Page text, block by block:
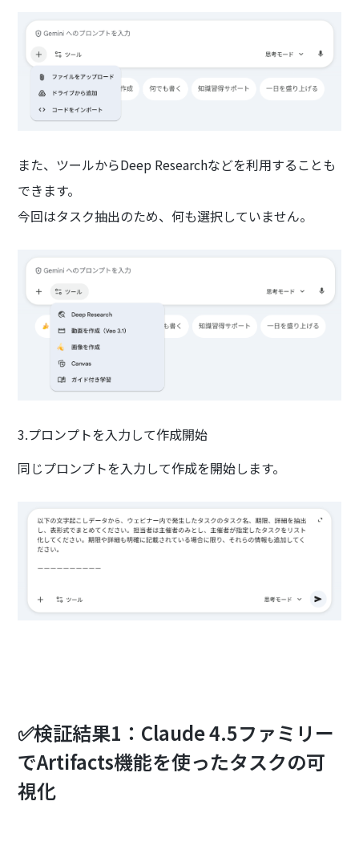
また、ツールからDeep Researchなどを利用することも
できます。
今回はタスク抽出のため、何も選択していません。
3.プロンプトを入力して作成開始
同じプロンプトを入力して作成を開始します。
✅検証結果1：Claude 4.5ファミリー
でArtifacts機能を使ったタスクの可
視化